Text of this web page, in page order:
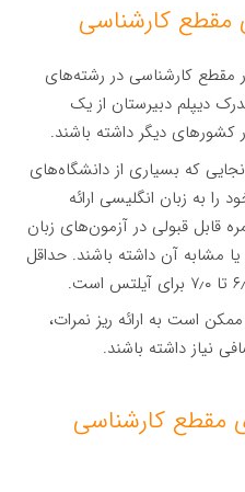
مقطع کارشناسی در رشته‌های
دیپلم دبیرستان از یک
کشورهای دیگر داشته باشند.
که بسیاری از دانشگاه‌های
به زبان انگلیسی ارائه
قابل قبولی در آزمون‌های زبان
مشابه آن داشته باشند. حداقل
است به ارائه ریز نمرات،
نیاز داشته باشند.
مقطع کارشناسی